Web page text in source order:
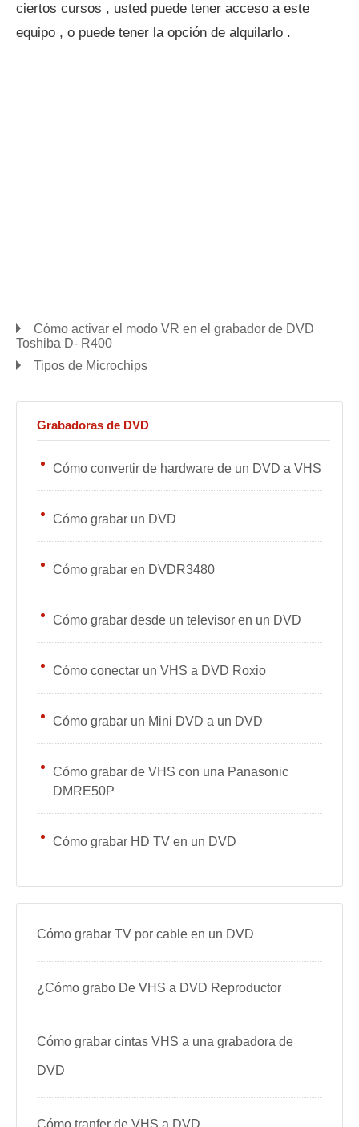
ciertos cursos , usted puede tener acceso a este
equipo , o puede tener la opción de alquilarlo .
Cómo activar el modo VR en el grabador de DVD
Toshiba D- R400
Tipos de Microchips
Grabadoras de DVD
Cómo convertir de hardware de un DVD a VHS
Cómo grabar un DVD
Cómo grabar en DVDR3480
Cómo grabar desde un televisor en un DVD
Cómo conectar un VHS a DVD Roxio
Cómo grabar un Mini DVD a un DVD
Cómo grabar de VHS con una Panasonic
DMRE50P
Cómo grabar HD TV en un DVD
Cómo grabar TV por cable en un DVD
¿Cómo grabo De VHS a DVD Reproductor
Cómo grabar cintas VHS a una grabadora de
DVD
Cómo tranfer de VHS a DVD